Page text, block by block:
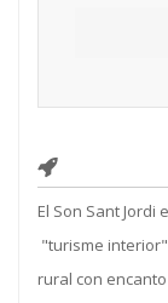
El Son Sant
"turisme
rural con